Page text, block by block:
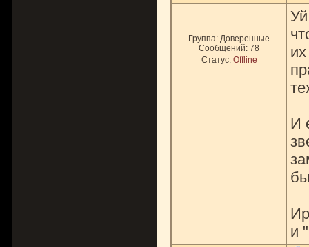
Группа: Доверенные
Сообщений: 78
Статус: Offline
И
и